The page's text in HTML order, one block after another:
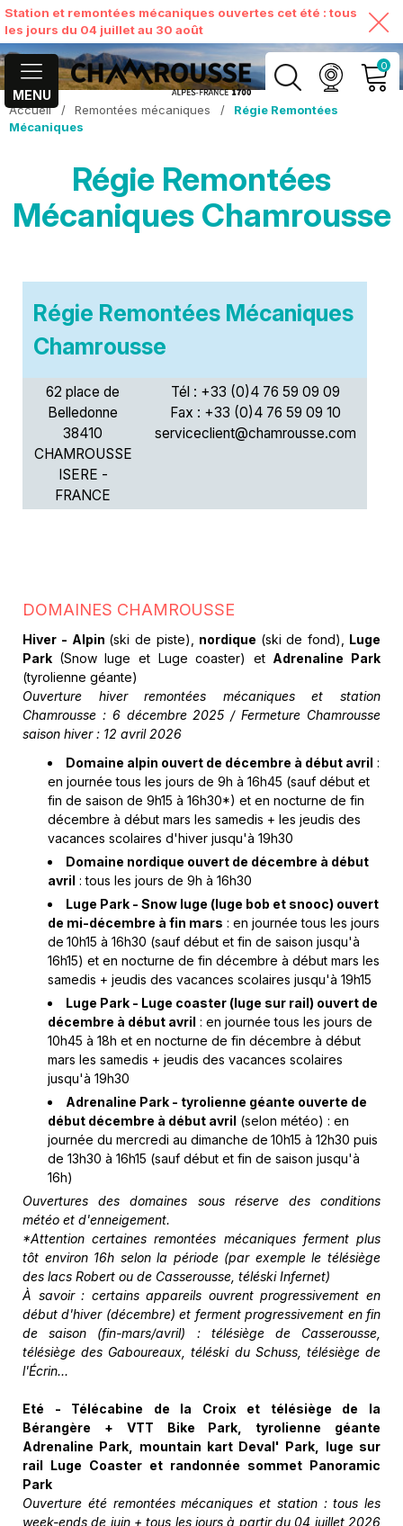
Station et remontées mécaniques ouvertes cet été : tous
les jours du 04 juillet au 30 août
MENU
0
MON COMPTE
VOIR MON PANIER
Accueil / Remontées mécaniques /
Régie Remontées
Mécaniques
Régie Remontées
Mécaniques Chamrousse
Régie Remontées Mécaniques
Chamrousse
62 place de
Belledonne
38410
CHAMROUSSE
ISERE -
FRANCE
Tél : +33 (0)4 76 59 09 09
Fax : +33 (0)4 76 59 09 10
serviceclient@chamrousse.com
DOMAINES CHAMROUSSE
Hiver - Alpin (ski de piste), nordique (ski de fond),
Luge
Park (Snow luge et Luge coaster) et Adrenaline Park
(tyrolienne géante)
Ouverture hiver remontées mécaniques et station
Chamrousse : 6 décembre 2025 / Fermeture Chamrousse
saison hiver : 12 avril 2026
Domaine alpin ouvert de décembre à début avril :
en journée tous les jours de 9h à 16h45 (sauf début et
fin de saison de 9h15 à 16h30*) et en nocturne de fin
décembre à début mars les samedis + les jeudis des
vacances scolaires d'hiver jusqu'à 19h30
Domaine nordique ouvert de décembre à début
avril : tous les jours de 9h à 16h30
Luge Park - Snow luge (luge bob et snooc) ouvert
de mi-décembre à fin mars : en journée tous les jours
de 10h15 à 16h30 (sauf début et fin de saison jusqu'à
16h15) et en nocturne de fin décembre à début mars les
samedis + jeudis des vacances scolaires jusqu'à 19h15
Luge Park - Luge coaster (luge sur rail) ouvert de
décembre à début avril : en journée tous les jours de
10h45 à 18h et en nocturne de fin décembre à début
mars les samedis + jeudis des vacances scolaires
jusqu'à 19h30
Adrenaline Park - tyrolienne géante ouverte de
début décembre à début avril (selon météo) : en
journée du mercredi au dimanche de 10h15 à 12h30 puis
de 13h30 à 16h15 (sauf début et fin de saison jusqu'à
16h)
Ouvertures des domaines sous réserve des conditions
météo et d'enneigement.
*Attention certaines remontées mécaniques ferment plus
tôt environ 16h selon la période (par exemple le télésiège
des lacs Robert ou de Casserousse, téléski Infernet)
À savoir : certains appareils ouvrent progressivement en
début d'hiver (décembre) et ferment progressivement en fin
de saison (fin-mars/avril) : télésiège de Casserousse,
télésiège des Gaboureaux, téléski du Schuss, télésiège de
l'Écrin...
Eté - Télécabine de la Croix et télésiège de la
Bérangère + VTT Bike Park, tyrolienne géante
Adrenaline Park, mountain kart Deval' Park, luge sur
rail Luge Coaster et randonnée sommet Panoramic
Park
Ouverture été remontées mécaniques et station : tous les
week-ends de juin + tous les jours à partir du 04 juillet 2026